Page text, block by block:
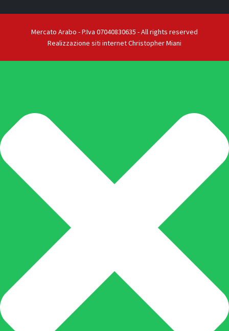
Mercato Arabo - P.Iva 07040830635 - All rights reserved
Realizzazione siti internet Christopher Miani